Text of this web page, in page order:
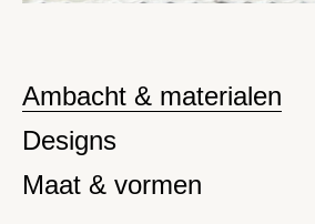
Ambacht & materialen
Designs
Maat & vormen